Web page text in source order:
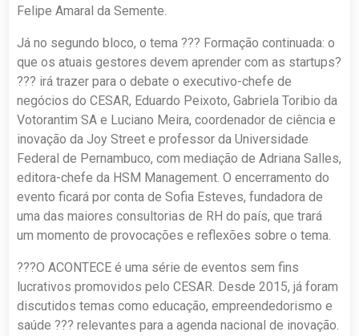
Felipe Amaral da Semente.
Já no segundo bloco, o tema ??? Formação continuada: o
que os atuais gestores devem aprender com as startups?
??? irá trazer para o debate o executivo-chefe de
negócios do CESAR, Eduardo Peixoto, Gabriela Toribio da
Votorantim SA e Luciano Meira, coordenador de ciência e
inovação da Joy Street e professor da Universidade
Federal de Pernambuco, com mediação de Adriana Salles,
editora-chefe da HSM Management. O encerramento do
evento ficará por conta de Sofia Esteves, fundadora de
uma das maiores consultorias de RH do país, que trará
um momento de provocações e reflexões sobre o tema.
???O ACONTECE é uma série de eventos sem fins
lucrativos promovidos pelo CESAR. Desde 2015, já foram
discutidos temas como educação, empreendedorismo e
saúde ??? relevantes para a agenda nacional de inovação.